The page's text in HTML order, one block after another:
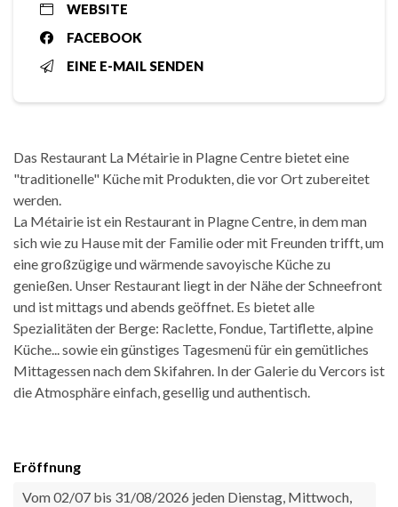
WEBSITE
FACEBOOK
EINE E-MAIL SENDEN
Das Restaurant La Métairie in Plagne Centre bietet eine
"traditionelle" Küche mit Produkten, die vor Ort zubereitet
werden.
La Métairie ist ein Restaurant in Plagne Centre, in dem man
sich wie zu Hause mit der Familie oder mit Freunden trifft, um
eine großzügige und wärmende savoyische Küche zu
genießen. Unser Restaurant liegt in der Nähe der Schneefront
und ist mittags und abends geöffnet. Es bietet alle
Spezialitäten der Berge: Raclette, Fondue, Tartiflette, alpine
Küche... sowie ein günstiges Tagesmenü für ein gemütliches
Mittagessen nach dem Skifahren. In der Galerie du Vercors ist
die Atmosphäre einfach, gesellig und authentisch.
Eröffnung
Vom 02/07 bis 31/08/2026 jeden Dienstag, Mittwoch,